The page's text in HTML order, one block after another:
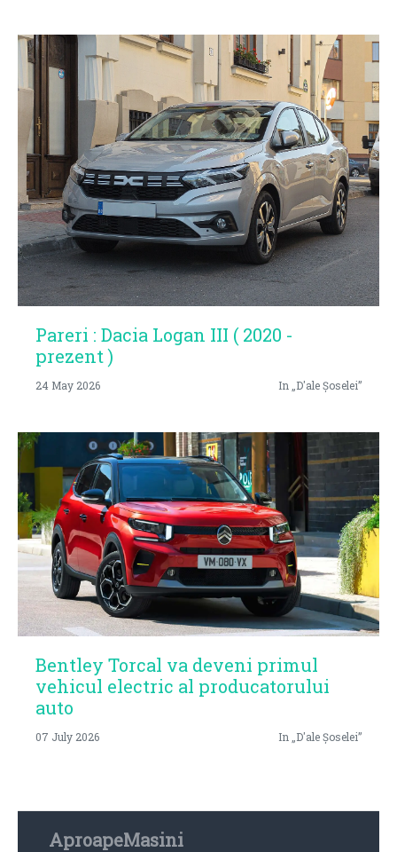
Pareri : Dacia Logan III ( 2020 -
prezent )
24 May 2026 In „D'ale Șoselei”
Bentley Torcal va deveni primul
vehicul electric al producatorului
auto
07 July 2026 In „D'ale Șoselei”
AproapeMasini